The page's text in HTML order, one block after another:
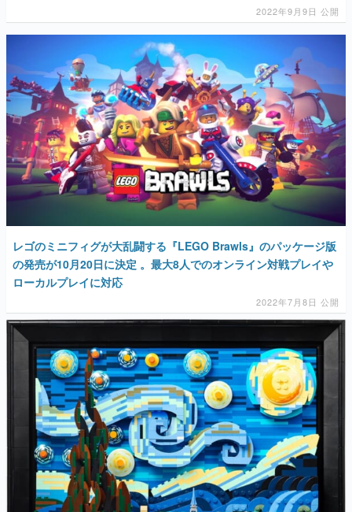
2022年9月9日 公開
レゴのミニフィグが大乱闘する『LEGO Brawls』のパッケージ版
の発売が10月20日に決定 。最大8人でのオンライン対戦プレイや
ローカルプレイに対応
2022年7月8日 公開